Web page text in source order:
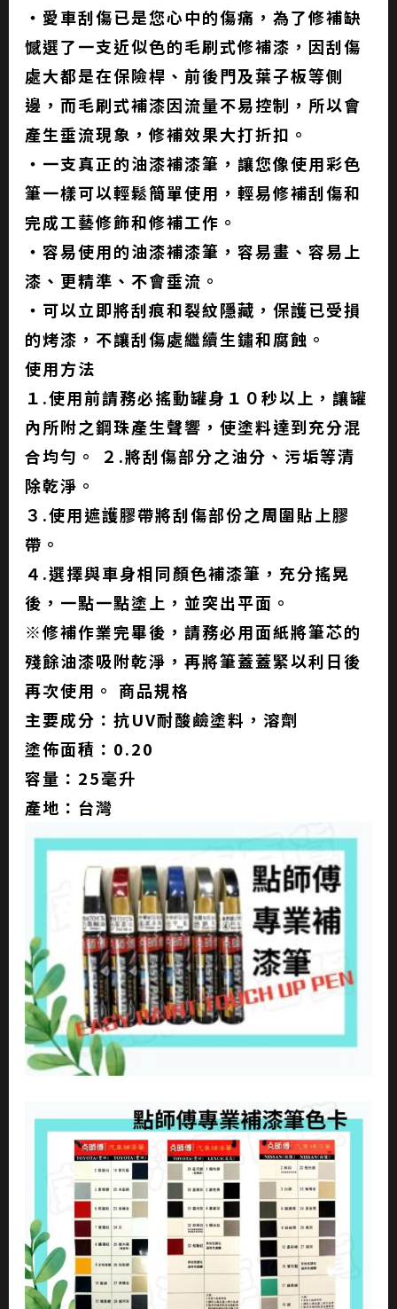
‧愛車刮傷已是您心中的傷痛，為了修補缺
憾選了一支近似色的毛刷式修補漆，因刮傷
處大都是在保險桿、前後門及葉子板等側
邊，而毛刷式補漆因流量不易控制，所以會
產生垂流現象，修補效果大打折扣。
‧一支真正的油漆補漆筆，讓您像使用彩色
筆一樣可以輕鬆簡單使用，輕易修補刮傷和
完成工藝修飾和修補工作。
‧容易使用的油漆補漆筆，容易畫、容易上
漆、更精準、不會垂流。
‧可以立即將刮痕和裂紋隱藏，保護已受損
的烤漆，不讓刮傷處繼續生鏽和腐蝕。
使用方法
１.使用前請務必搖動罐身１０秒以上，讓罐
內所附之鋼珠產生聲響，使塗料達到充分混
合均勻。 ２.將刮傷部分之油分、污垢等清
除乾淨。
３.使用遮護膠帶將刮傷部份之周圍貼上膠
帶。
４.選擇與車身相同顏色補漆筆，充分搖晃
後，一點一點塗上，並突出平面。
※修補作業完畢後，請務必用面紙將筆芯的
殘餘油漆吸附乾淨，再將筆蓋蓋緊以利日後
再次使用。 商品規格
主要成分：抗UV耐酸鹼塗料，溶劑
塗佈面積：0.20
容量：25毫升
產地：台灣